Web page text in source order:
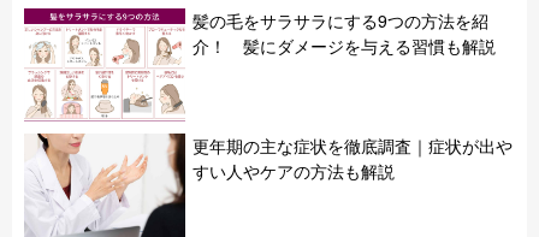
髪の毛をサラサラにする9つの方法を紹
介！ 髪にダメージを与える習慣も解説
更年期の主な症状を徹底調査｜症状が出や
すい人やケアの方法も解説